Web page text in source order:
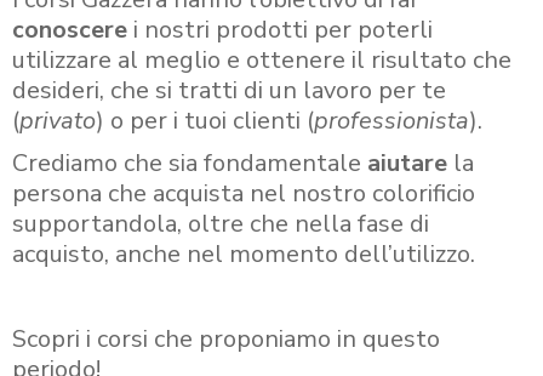
conoscere i nostri prodotti per poterli
utilizzare al meglio e ottenere il risultato che
desideri, che si tratti di un lavoro per te
(privato) o per i tuoi clienti (professionista).
Crediamo che sia fondamentale aiutare la
persona che acquista nel nostro colorificio
supportandola, oltre che nella fase di
acquisto, anche nel momento dell’utilizzo.
Scopri i corsi che proponiamo in questo